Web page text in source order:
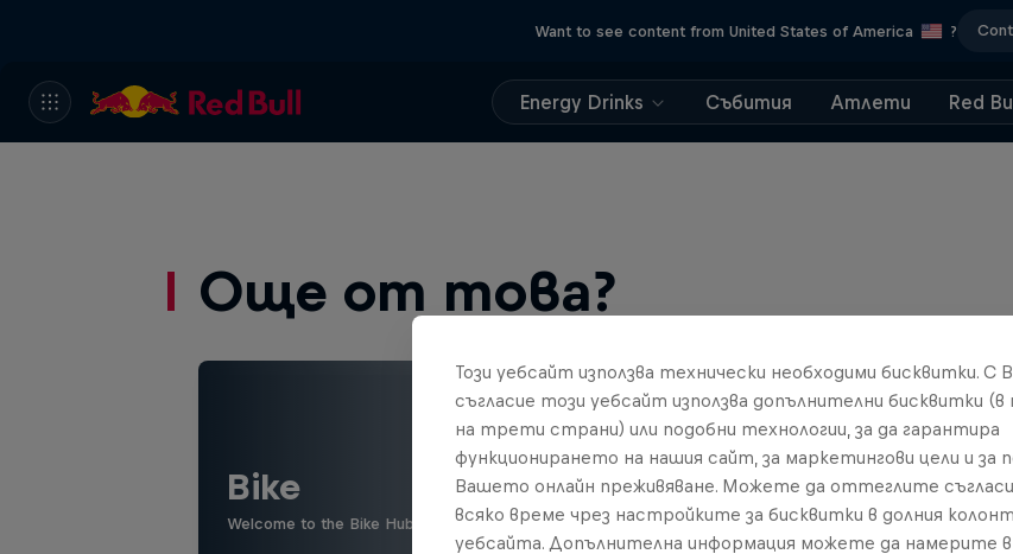
Want to see content from United States of America ?
Energy Drinks Събития Атлети Red
Още от това?
Bike
Welcome to the Bike Hub, where you will find an action-packed collection of two-wheel films, shows …
Този уебсайт използва технически необходими бисквитки. С
съгласие този уебсайт използва допълнителни бисквитки (в
на трети страни) или подобни технологии, за да гарантира
функционирането на нашия сайт, за маркетингови цели и за
Вашето онлайн преживяване. Можете да оттеглите
всяко време чрез настройките за бисквитки в долния
уебсайта. Допълнителна информация можете да намерите